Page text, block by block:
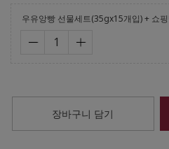
우유앙빵 선물세트(35gx15개입) + 쇼핑
장바구니 담기